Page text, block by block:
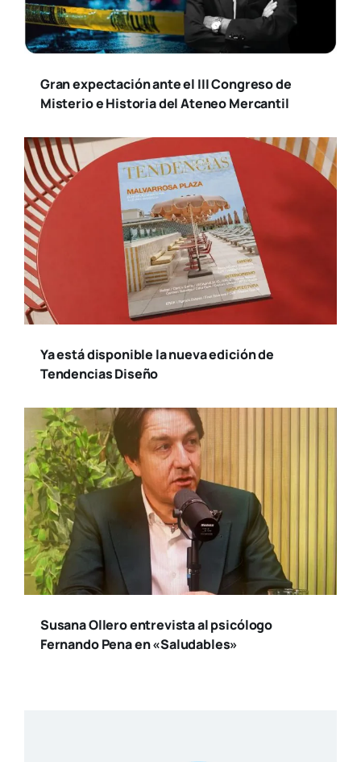
Gran expectación ante el III Congreso de
Misterio e Historia del Ateneo Mercantil
Ya está disponible la nueva edición de
Tendencias Diseño
Susana Ollero entrevista al psicólogo
Fernando Pena en «Saludables»